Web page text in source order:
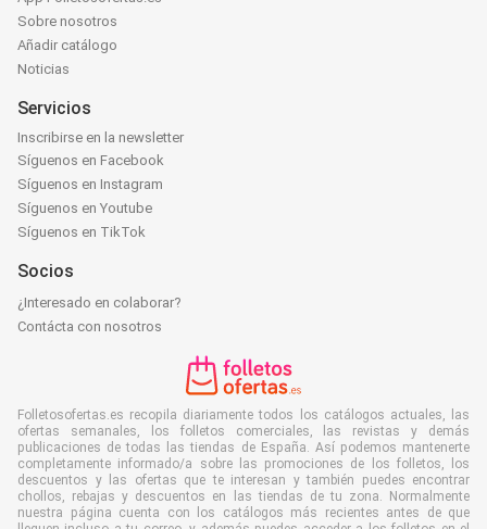
Sobre nosotros
Añadir catálogo
Noticias
Servicios
Inscribirse en la newsletter
Síguenos en Facebook
Síguenos en Instagram
Síguenos en Youtube
Síguenos en TikTok
Socios
¿Interesado en colaborar?
Contácta con nosotros
Folletosofertas.es recopila diariamente todos los catálogos actuales, las
ofertas semanales, los folletos comerciales, las revistas y demás
publicaciones de todas las tiendas de España. Así podemos mantenerte
completamente informado/a sobre las promociones de los folletos, los
descuentos y las ofertas que te interesan y también puedes encontrar
chollos, rebajas y descuentos en las tiendas de tu zona. Normalmente
nuestra página cuenta con los catálogos más recientes antes de que